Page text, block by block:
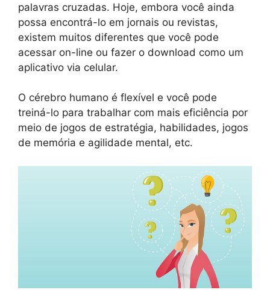
palavras cruzadas. Hoje, embora você ainda
possa encontrá-lo em jornais ou revistas,
existem muitos diferentes que você pode
acessar on-line ou fazer o download como um
aplicativo via celular.
O cérebro humano é flexível e você pode
treiná-lo para trabalhar com mais eficiência por
meio de jogos de estratégia, habilidades, jogos
de memória e agilidade mental, etc.